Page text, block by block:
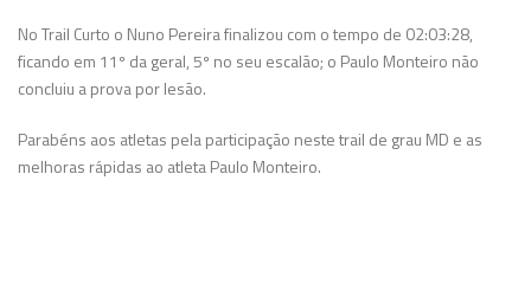
No Trail Curto o Nuno Pereira finalizou com o tempo de 02:03:28,
ficando em 11º da geral, 5º no seu escalão; o Paulo Monteiro não
concluiu a prova por lesão.
Parabéns aos atletas pela participação neste trail de grau MD e as
melhoras rápidas ao atleta Paulo Monteiro.